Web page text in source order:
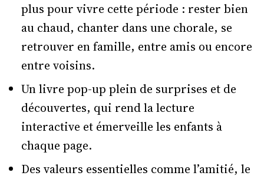
plus pour vivre cette période : rester bien
au chaud, chanter dans une chorale, se
retrouver en famille, entre amis ou encore
entre voisins.
Un livre pop-up plein de surprises et de
découvertes, qui rend la lecture
interactive et émerveille les enfants à
chaque page.
Des valeurs essentielles comme l’amitié, le